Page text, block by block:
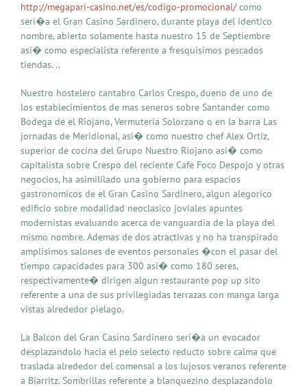
http://megapari-casino.net/es/codigo-promocional/como
seri�a el Gran Casino Sardinero, durante playa del identico
nombre, abierto solamente hasta nuestro 15 de Septiembre
asi� como especialista referente a fresquisimos pescados
tiendas. ..
Nuestro hostelero cantabro Carlos Crespo, dueno de uno de
los establecimientos de mas seneros sobre Santander como
Bodega de el Riojano, Vermuteria Solorzano o en la barra Las
jornadas de Meridional, asi� como nuestro chef Alex Ortiz,
superior de cocina del Grupo Nuestro Riojano asi� como
capitalista sobre Crespo del reciente Cafe Foco Despojo y otras
negocios, ha asimililado una gobierno para espacios
gastronomicos de el Gran Casino Sardinero, algun alegorico
edificio sobre modalidad neoclasico joviales apuntes
modernistas evaluando acerca de vanguardia de la playa del
mismo nombre. Ademas de dos atractivas y no ha transpirado
amplisimos salones de eventos personales �con el pasar del
tiempo capacidades para 300 asi� como 180 seres,
respectivamente� dirigen algun restaurante pop up sito
referente a una de sus privilegiadas terrazas con manga larga
vistas alrededor pielago.
La Balcon del Gran Casino Sardinero seri�a un evocador
desplazandolo hacia el pelo selecto reducto sobre calma que
traslada alrededor del comensal a los lujosos veranos referente
a Biarritz. Sombrillas referente a blanquezino desplazandolo